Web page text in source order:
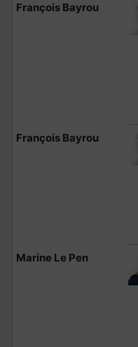
François Bayrou
François Bayrou
Marine Le Pen